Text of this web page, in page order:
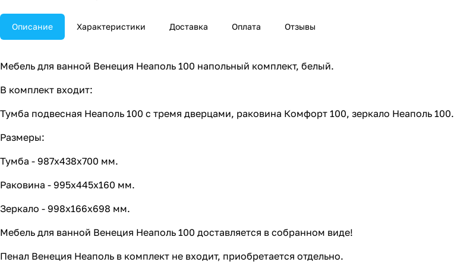
Описание Характеристики Доставка Оплата Отзывы
Мебель для ванной Венеция Неаполь 100 напольный комплект, белый.
В комплект входит:
Тумба подвесная Неаполь 100 с тремя дверцами, раковина Комфорт 100, зеркало Неаполь 100.
Размеры:
Тумба - 987х438х700 мм.
Раковина - 995х445х160 мм.
Зеркало - 998х166х698 мм.
Мебель для ванной Венеция Неаполь 100 доставляется в собранном виде!
Пенал Венеция Неаполь в комплект не входит, приобретается отдельно.